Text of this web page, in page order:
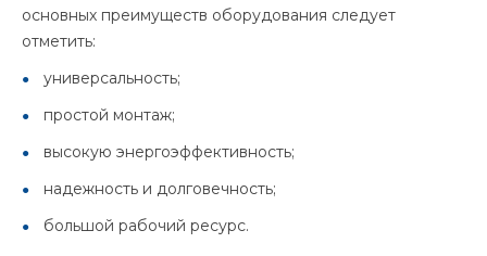
основных преимуществ оборудования следует
отметить:
универсальность;
простой монтаж;
высокую энергоэффективность;
надежность и долговечность;
большой рабочий ресурс.